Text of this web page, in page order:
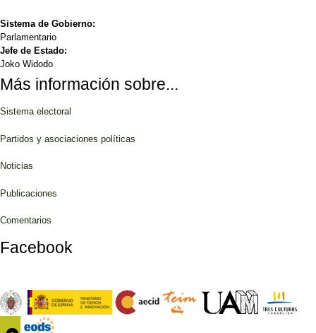
Sistema de Gobierno:
Parlamentario
Jefe de Estado:
Joko Widodo
Más información sobre...
Sistema electoral
Partidos y asociaciones políticas
Noticias
Publicaciones
Comentarios
Facebook